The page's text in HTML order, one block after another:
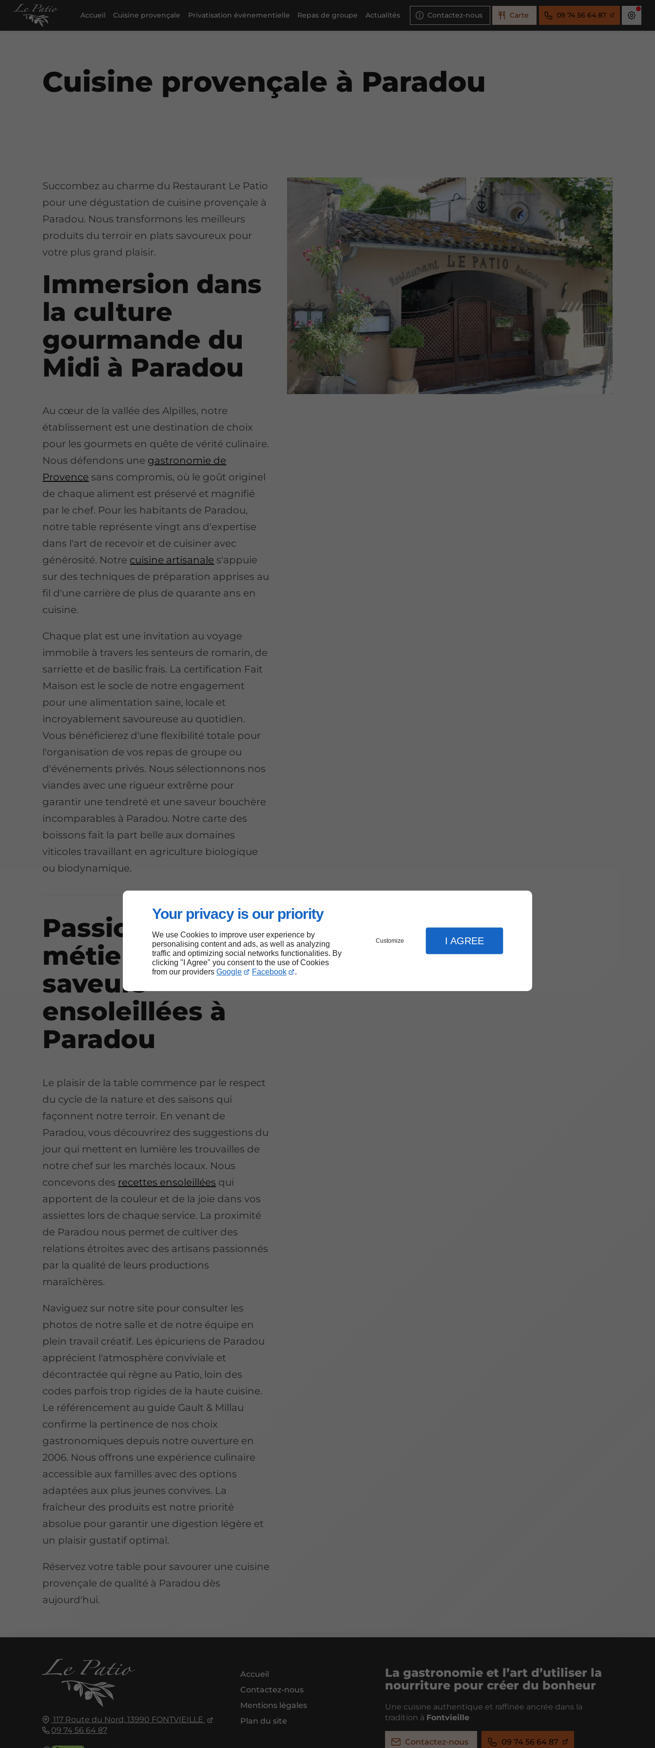
Your privacy is our priority
We use Cookies to improve user experience by
personalising content and ads, as well as analyzing
traffic and optimizing social networks functionalities. By
clicking "I Agree" you consent to the use of Cookies
from our providers Google Facebook .
Customize I AGREE
Accueil Cuisine provençale Privatisation événementielle Repas de groupe Actualités Contactez-nous Carte 09 74 56 64 87
Cuisine provençale à Paradou
Succombez au charme du Restaurant Le Patio
pour une dégustation de cuisine provençale à
Paradou. Nous transformons les meilleurs
produits du terroir en plats savoureux pour
votre plus grand plaisir.
Immersion dans
la culture
gourmande du
Midi à Paradou
Au cœur de la vallée des Alpilles, notre
établissement est une destination de choix
pour les gourmets en quête de vérité culinaire.
Nous défendons une gastronomie de
Provence sans compromis, où le goût originel
de chaque aliment est préservé et magnifié
par le chef. Pour les habitants de Paradou,
notre table représente vingt ans d'expertise
dans l'art de recevoir et de cuisiner avec
générosité. Notre cuisine artisanale s'appuie
sur des techniques de préparation apprises au
fil d'une carrière de plus de quarante ans en
cuisine.
Chaque plat est une invitation au voyage
immobile à travers les senteurs de romarin, de
sarriette et de basilic frais. La certification Fait
Maison est le socle de notre engagement
pour une alimentation saine, locale et
incroyablement savoureuse au quotidien.
Vous bénéficierez d'une flexibilité totale pour
l'organisation de vos repas de groupe ou
d'événements privés. Nous sélectionnons nos
viandes avec une rigueur extrême pour
garantir une tendreté et une saveur bouchère
incomparables à Paradou. Notre carte des
boissons fait la part belle aux domaines
viticoles travaillant en agriculture biologique
ou biodynamique.
Passion du
métier et
saveurs
ensoleillées à
Paradou
Le plaisir de la table commence par le respect
du cycle de la nature et des saisons qui
façonnent notre terroir. En venant de
Paradou, vous découvrirez des suggestions du
jour qui mettent en lumière les trouvailles de
notre chef sur les marchés locaux. Nous
concevons des recettes ensoleillées qui
apportent de la couleur et de la joie dans vos
assiettes lors de chaque service. La proximité
de Paradou nous permet de cultiver des
relations étroites avec des artisans passionnés
par la qualité de leurs productions
maraîchères.
Naviguez sur notre site pour consulter les
photos de notre salle et de notre équipe en
plein travail créatif. Les épicuriens de Paradou
apprécient l'atmosphère conviviale et
décontractée qui règne au Patio, loin des
codes parfois trop rigides de la haute cuisine.
Le référencement au guide Gault & Millau
confirme la pertinence de nos choix
gastronomiques depuis notre ouverture en
2006. Nous offrons une expérience culinaire
accessible aux familles avec des options
adaptées aux plus jeunes convives. La
fraîcheur des produits est notre priorité
absolue pour garantir une digestion légère et
un plaisir gustatif optimal.
Réservez votre table pour savourer une cuisine
provençale de qualité à Paradou dès
aujourd'hui.
117 Route du Nord, 13990 FONTVIEILLE
09 74 56 64 87
Accueil
Contactez-nous
Mentions légales
Plan du site
La gastronomie et l’art d’utiliser la
nourriture pour créer du bonheur
Une cuisine authentique et raffinée ancrée dans la
tradition à Fontvieille
Contactez-nous 09 74 56 64 87